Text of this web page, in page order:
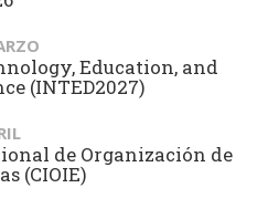
Education, and
(INTED2027)
de Organización de
(CIOIE)